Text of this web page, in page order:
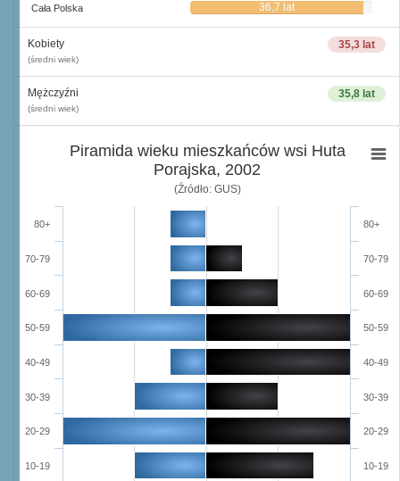
Cała Polska 36,7 lat
35,3 lat
Kobiety
(średni wiek)
35,8 lat
Mężczyźni
(średni wiek)
Piramida wieku mieszkańców wsi Huta
Porajska, 2002
(Źródło: GUS)
10-19
20-29
30-39
40-49
50-59
60-69
70-79
80+
10-19
20-29
30-39
40-49
50-59
60-69
70-79
80+